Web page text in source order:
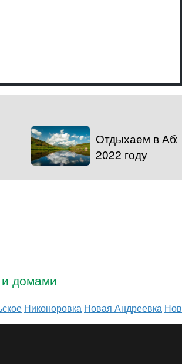
Отдыхаем в
2022 году
и домами
Никоноровка Новая Андреевка